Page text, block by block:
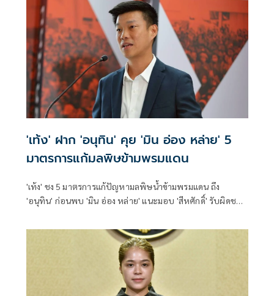
'เท้ง' ฝาก 'อนุทิน' คุย 'มิน อ่อง หล่าย' 5
มาตรการแก้มลพิษข้ามพรมแดน
'เท้ง' ชง 5 มาตรการแก้ปัญหามลพิษน้ำข้ามพรมแดน ถึง
'อนุทิน' ก่อนพบ 'มิน อ่อง หล่าย' แนะมอบ 'สีหศักดิ์' รับผิดชอบ